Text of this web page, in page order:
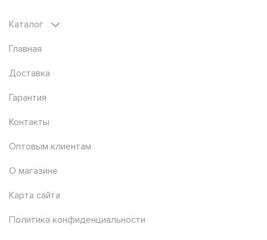
Каталог
Главная
Доставка
Гарантия
Контакты
Оптовым клиентам
О магазине
Карта сайта
Политика конфиденциальности